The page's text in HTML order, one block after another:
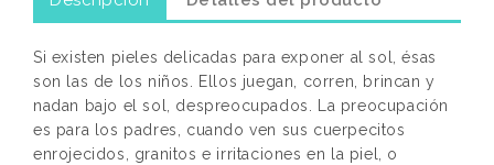
Si existen pieles delicadas para exponer al sol, ésas
son las de los niños. Ellos juegan, corren, brincan y
nadan bajo el sol, despreocupados. La preocupación
es para los padres, cuando ven sus cuerpecitos
enrojecidos, granitos e irritaciones en la piel, o